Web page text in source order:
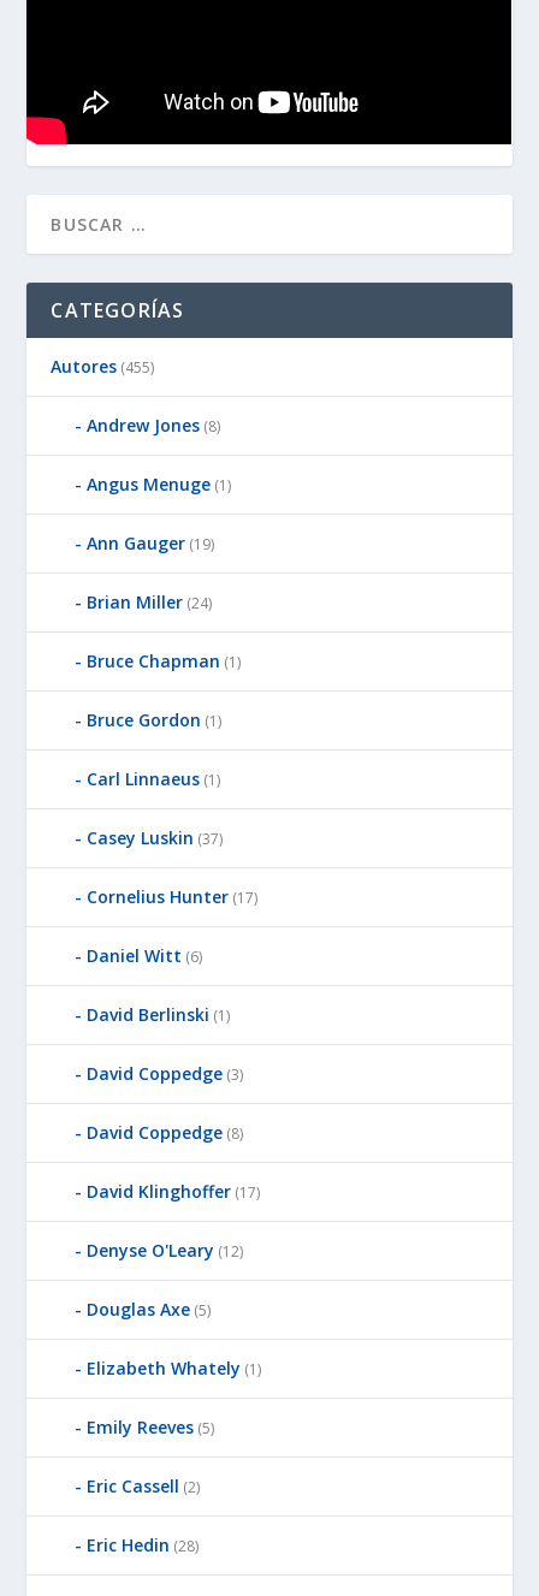
CATEGORÍAS
Autores (455)
Andrew Jones (8)
Angus Menuge (1)
Ann Gauger (19)
Brian Miller (24)
Bruce Chapman (1)
Bruce Gordon (1)
Carl Linnaeus (1)
Casey Luskin (37)
Cornelius Hunter (17)
Daniel Witt (6)
David Berlinski (1)
David Coppedge (3)
David Coppedge (8)
David Klinghoffer (17)
Denyse O'Leary (12)
Douglas Axe (5)
Elizabeth Whately (1)
Emily Reeves (5)
Eric Cassell (2)
Eric Hedin (28)